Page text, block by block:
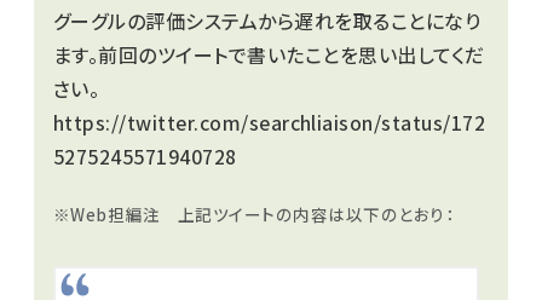
グーグルの評価システムから遅れを取ることになり
ます。前回のツイートで書いたことを思い出してくだ
さい。
https://twitter.com/searchliaison/status/172
5275245571940728
※Web担編注 上記ツイートの内容は以下のとおり：